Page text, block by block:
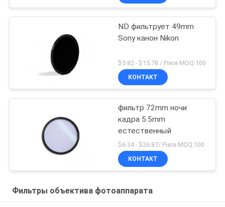
ND фильтрует 49mm
Sony канон Nikon
$5.82 - $15.78 / Piece MOQ:100
КОНТАКТ
фильтр 72mm ночи
кадра 5.5mm
естественный
$6.34 - $26.87/ Piece MOQ:100
КОНТАКТ
Фильтры объектива фотоаппарата